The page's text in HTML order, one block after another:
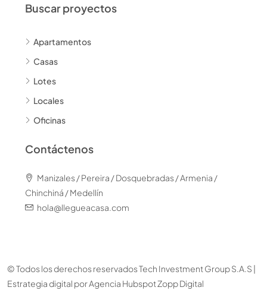
Buscar proyectos
Apartamentos
Casas
Lotes
Locales
Oficinas
Contáctenos
Manizales / Pereira / Dosquebradas / Armenia /
Chinchiná / Medellín
hola@llegueacasa.com
© Todos los derechos reservados Tech Investment Group S.A.S |
Estrategia digital porAgencia Hubspot Zopp Digital